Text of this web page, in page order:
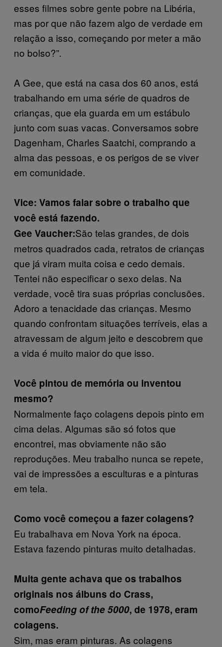
esses filmes sobre gente pobre na Libéria,
mas por que não fazem algo de verdade em
relação a isso, começando por meter a mão
no bolso?”.
A Gee, que está na casa dos 60 anos, está
trabalhando em uma série de quadros de
crianças, que ela guarda em um estábulo
junto com suas vacas. Conversamos sobre
Dagenham, Charles Saatchi, comprando a
alma das pessoas, e os perigos de se viver
em comunidade.
Vice: Vamos falar sobre o trabalho que
você está fazendo.
Gee Vaucher:São telas grandes, de dois
metros quadrados cada, retratos de crianças
que já viram muita coisa e cedo demais.
Tentei não especificar o sexo delas. Na
verdade, você tira suas próprias conclusões.
Adoro a tenacidade das crianças. Mesmo
quando confrontam situações terríveis, elas a
atravessam de algum jeito e descobrem que
a vida é muito maior do que isso.
Você pintou de memória ou inventou
mesmo?
Normalmente faço colagens depois pinto em
cima delas. Algumas são só fotos que
encontrei, mas obviamente não são
reproduções. Meu trabalho nunca se repete,
vai de impressões a esculturas e a pinturas
em tela.
Como você começou a fazer colagens?
Eu trabalhava em Nova York na época.
Estava fazendo pinturas muito detalhadas.
Muita gente achava que os trabalhos
originais nos álbuns do Crass,
comoFeeding of the 5000, de 1978, eram
colagens.
Sim, mas eram pinturas. As colagens